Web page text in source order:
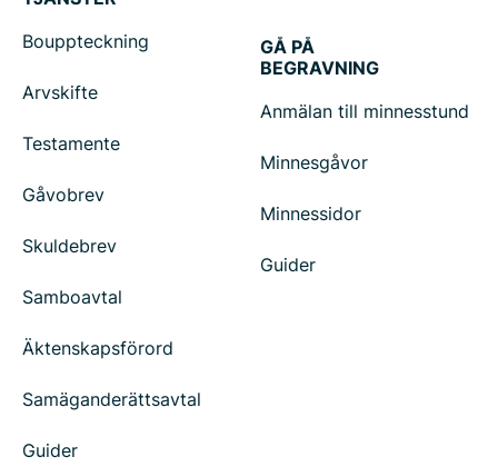
Bouppteckning
Arvskifte
Testamente
Gåvobrev
Skuldebrev
Samboavtal
Äktenskapsförord
Samäganderättsavtal
Guider
GÅ PÅ
BEGRAVNING
Anmälan till minnesstund
Minnesgåvor
Minnessidor
Guider